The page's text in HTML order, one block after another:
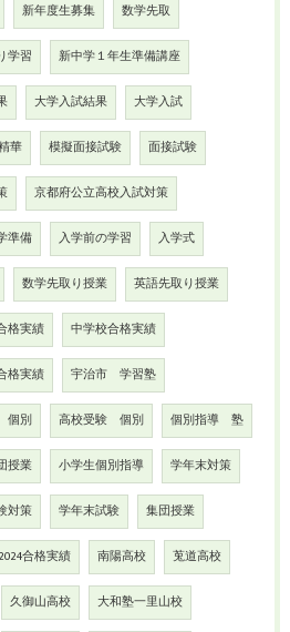
新年度生募集 数学先取
学習 新中学１年生準備講座
大学入試結果 大学入試
華 模擬面接試験 面接試験
京都府公立高校入試対策
準備 入学前の学習 入学式
数学先取り授業 英語先取り授業
格実績 中学校合格実績
格実績 宇治市 学習塾
個別 高校受験 個別 個別指導 塾
授業 小学生個別指導 学年末対策
対策 学年末試験 集団授業
2024合格実績 南陽高校 莵道高校
久御山高校 大和塾一里山校